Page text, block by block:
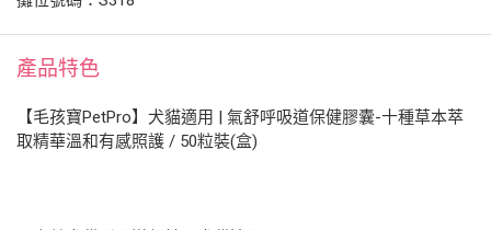
產品特色
【毛孩寶PetPro】犬貓適用 | 氣舒呼吸道保健膠囊-十種草本萃
取精華溫和有感照護 / 50粒裝(盒)